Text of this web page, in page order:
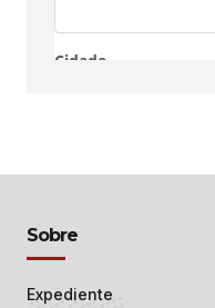
Sobre
Expediente